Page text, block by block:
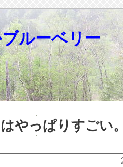
ルーベリー
やっぱりすごい